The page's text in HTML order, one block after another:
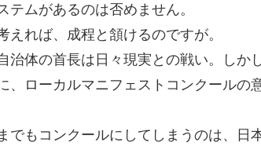
ムがあるのは否めません。
れば、成程と頷けるのですが。
治体の首長は日々現実との戦い。しか
、ローカルマニフェストコンクールの
でもコンクールにしてしまうのは、日